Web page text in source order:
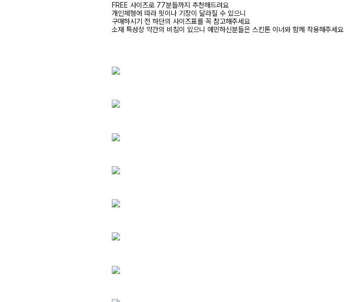
FREE 사이즈로 77분들까지 추천해드려요
개인체형에 따라 핏이나 기장이 달라질 수 있으니
구매하시기 전 하단의 사이즈표를 꼭 참고해주세요
소재 특성상 약간의 비침이 있으니 예민하신분들은 스킨톤 이너와 함께 착용해주세요